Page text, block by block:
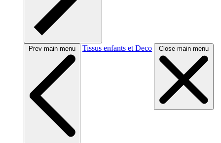
Prev main menu Tissus enfants et Deco Close main menu